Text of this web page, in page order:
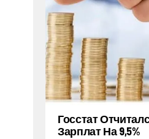
Госстат
Зарплат На 9,5%